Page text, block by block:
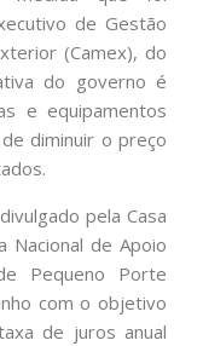
de Gestão
(Camex), do
do governo é
e equipamentos
diminuir o preço
pela Casa
Nacional de Apoio
Pequeno Porte
com o objetivo
de juros anual